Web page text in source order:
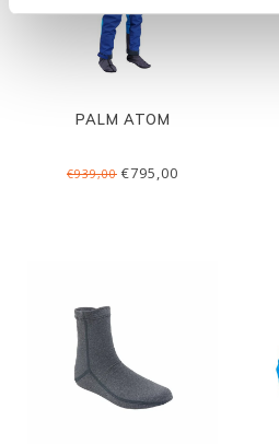
PALM ATOM
€939,00 €795,00